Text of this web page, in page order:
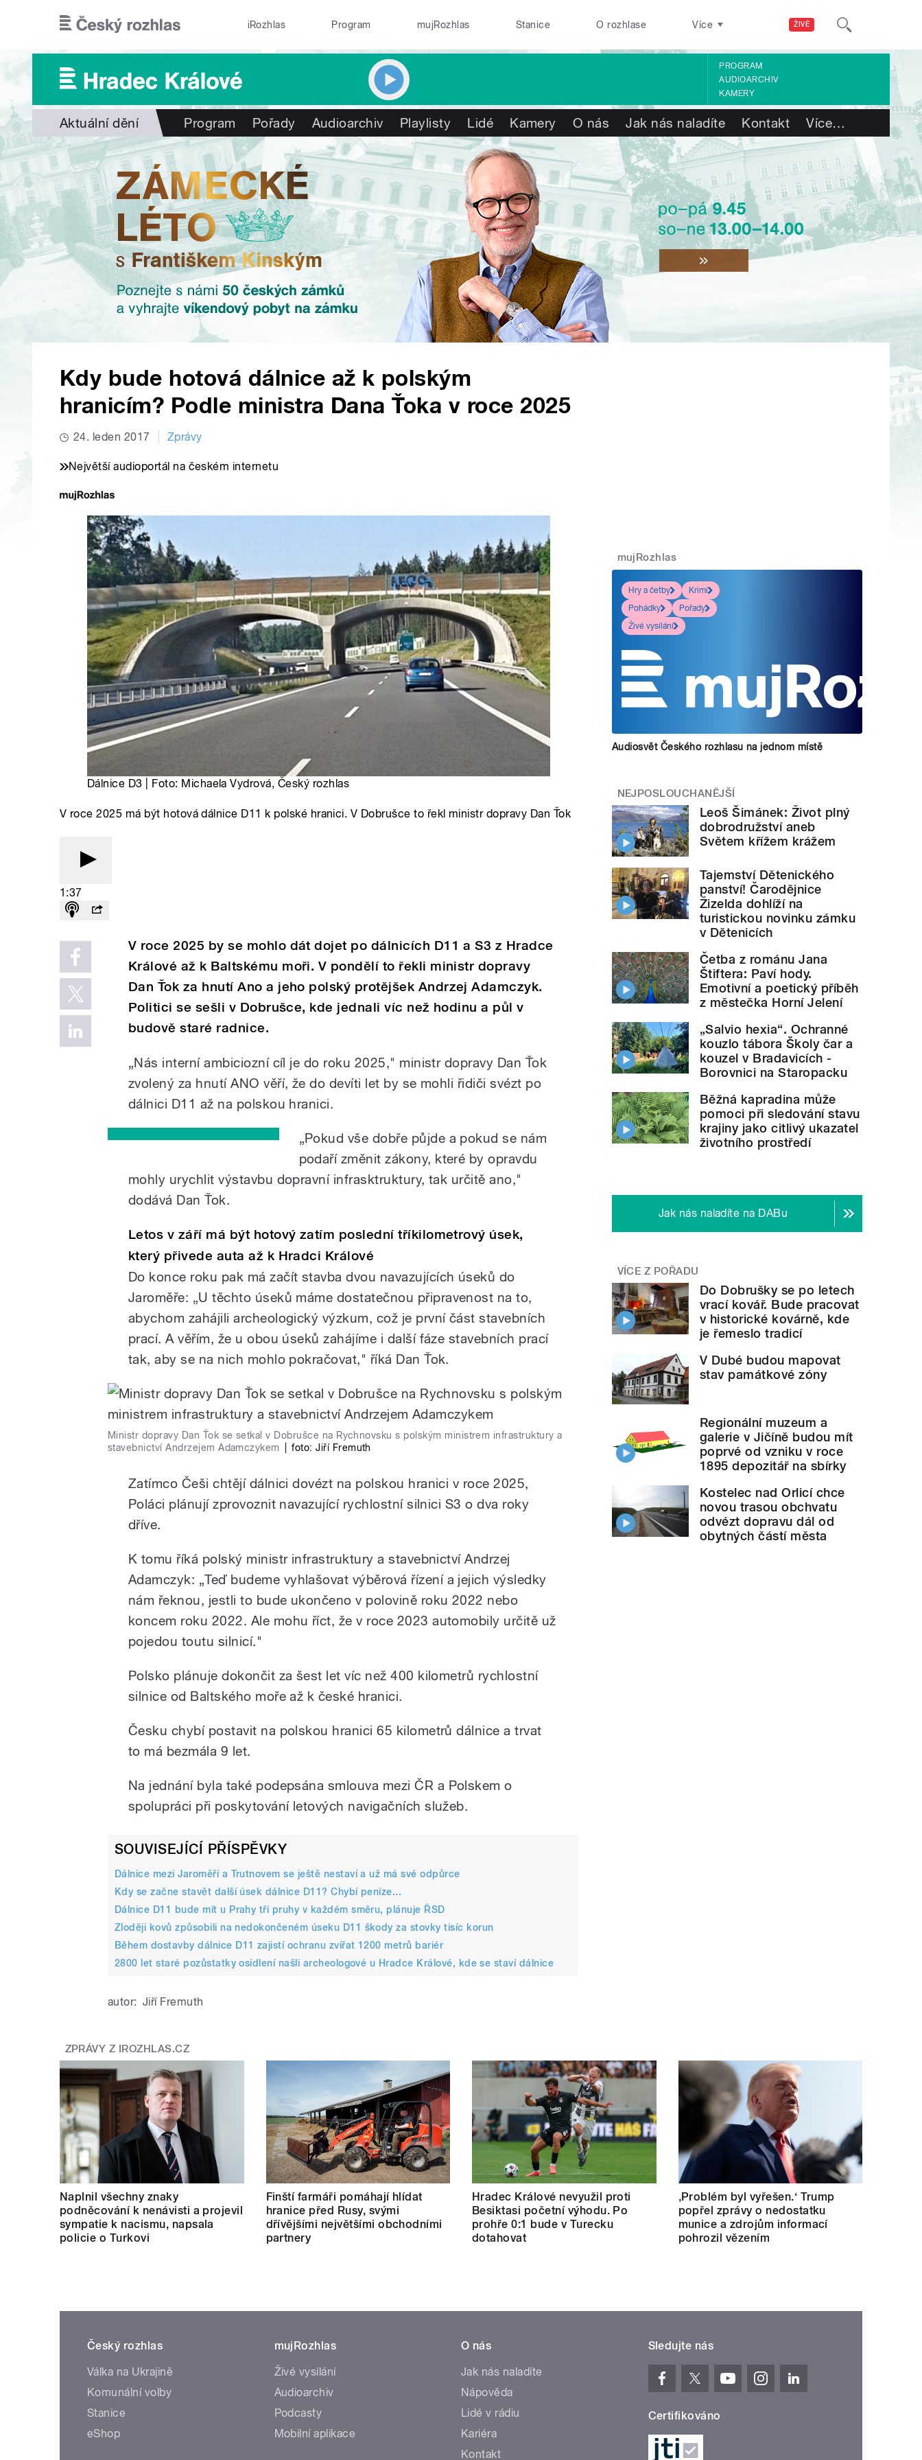
ŽIVĚ
iRozhlas Program mujRozhlas Stanice O rozhlase Více
PROGRAM
AUDIOARCHIV
KAMERY
Aktuální dění Program Pořady Audioarchiv Playlisty Lidé Kamery O nás Jak nás naladíte Kontakt Více…
Kdy bude hotová dálnice až k polským
hranicím? Podle ministra Dana Ťoka v roce 2025
24. leden 2017 Zprávy
Největší audioportál na českém internetu
Dálnice D3 | Foto: Michaela Vydrová, Český rozhlas
V roce 2025 má být hotová dálnice D11 k polské hranici. V Dobrušce to řekl ministr dopravy Dan Ťok
1:37
V roce 2025 by se mohlo dát dojet po dálnicích D11 a S3 z Hradce
Králové až k Baltskému moři. V pondělí to řekli ministr dopravy
Dan Ťok za hnutí Ano a jeho polský protějšek Andrzej Adamczyk.
Politici se sešli v Dobrušce, kde jednali víc než hodinu a půl v
budově staré radnice.
„Nás interní ambiciozní cíl je do roku 2025," ministr dopravy Dan Ťok
zvolený za hnutí ANO věří, že do devíti let by se mohli řidiči svézt po
dálnici D11 až na polskou hranici.
„Pokud vše dobře půjde a pokud se nám
podaří změnit zákony, které by opravdu
mohly urychlit výstavbu dopravní infrasktruktury, tak určitě ano,"
dodává Dan Ťok.
Letos v září má být hotový zatím poslední tříkilometrový úsek,
který přivede auta až k Hradci Králové
Do konce roku pak má začít stavba dvou navazujících úseků do
Jaroměře: „U těchto úseků máme dostatečnou připravenost na to,
abychom zahájili archeologický výzkum, což je první část stavebních
prací. A věřím, že u obou úseků zahájíme i další fáze stavebních prací
tak, aby se na nich mohlo pokračovat," říká Dan Ťok.
Ministr dopravy Dan Ťok se setkal v Dobrušce na Rychnovsku s polským ministrem infrastruktury a
stavebnictví Andrzejem Adamczykem
foto: Jiří Fremuth
Zatímco Češi chtějí dálnici dovézt na polskou hranici v roce 2025,
Poláci plánují zprovoznit navazující rychlostní silnici S3 o dva roky
dříve.
K tomu říká polský ministr infrastruktury a stavebnictví Andrzej
Adamczyk: „Teď budeme vyhlašovat výběrová řízení a jejich výsledky
nám řeknou, jestli to bude ukončeno v polovině roku 2022 nebo
koncem roku 2022. Ale mohu říct, že v roce 2023 automobily určitě už
pojedou toutu silnicí."
Polsko plánuje dokončit za šest let víc než 400 kilometrů rychlostní
silnice od Baltského moře až k české hranici.
Česku chybí postavit na polskou hranici 65 kilometrů dálnice a trvat
to má bezmála 9 let.
Na jednání byla také podepsána smlouva mezi ČR a Polskem o
spolupráci při poskytování letových navigačních služeb.
SOUVISEJÍCÍ PŘÍSPĚVKY
Dálnice mezi Jaroměří a Trutnovem se ještě nestaví a už má své odpůrce
Kdy se začne stavět další úsek dálnice D11? Chybí peníze...
Dálnice D11 bude mít u Prahy tři pruhy v každém směru, plánuje ŘSD
Zloději kovů způsobili na nedokončeném úseku D11 škody za stovky tisíc korun
Během dostavby dálnice D11 zajistí ochranu zvířat 1200 metrů bariér
2800 let staré pozůstatky osídlení našli archeologové u Hradce Králové, kde se staví dálnice
autor: Jiří Fremuth
mujRozhlas
Hry a četby
Krimi
Pohádky
Pořady
Živé vysílání
Audiosvět Českého rozhlasu na jednom místě
NEJPOSLOUCHANĚJŠÍ
Leoš Šimánek: Život plný
dobrodružství aneb
Světem křížem krážem
Tajemství Dětenického
panství! Čarodějnice
Žizelda dohlíží na
turistickou novinku zámku
v Dětenicích
Četba z románu Jana
Štiftera: Paví hody.
Emotivní a poetický příběh
z městečka Horní Jelení
„Salvio hexia“. Ochranné
kouzlo tábora Školy čar a
kouzel v Bradavicích -
Borovnici na Staropacku
Běžná kapradina může
pomoci při sledování stavu
krajiny jako citlivý ukazatel
životního prostředí
Jak nás naladíte na DABu
VÍCE Z POŘADU
Do Dobrušky se po letech
vrací kovář. Bude pracovat
v historické kovárně, kde
je řemeslo tradicí
V Dubé budou mapovat
stav památkové zóny
Regionální muzeum a
galerie v Jičíně budou mít
poprvé od vzniku v roce
1895 depozitář na sbírky
Kostelec nad Orlicí chce
novou trasou obchvatu
odvézt dopravu dál od
obytných částí města
ZPRÁVY Z IROZHLAS.CZ
Naplnil všechny znaky
podněcování k nenávisti a projevil
sympatie k nacismu, napsala
policie o Turkovi
Finští farmáři pomáhají hlídat
hranice před Rusy, svými
dřívějšími největšími obchodními
partnery
Hradec Králové nevyužil proti
Besiktasi početní výhodu. Po
prohře 0:1 bude v Turecku
dotahovat
‚Problém byl vyřešen.‘ Trump
popřel zprávy o nedostatku
munice a zdrojům informací
pohrozil vězením
Český rozhlas
Válka na Ukrajině
Komunální volby
Stanice
eShop
mujRozhlas
Živé vysílání
Audioarchiv
Podcasty
Mobilní aplikace
O nás
Jak nás naladíte
Nápověda
Lidé v rádiu
Kariéra
Kontakt
Sledujte nás
Certifikováno